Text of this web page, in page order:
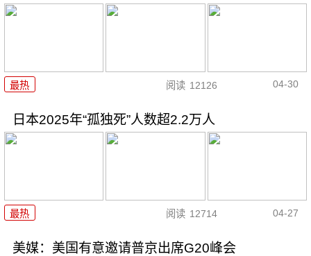
最热 阅读 12126 04-30
日本2025年“孤独死”人数超2.2万人
最热 阅读 12714 04-27
美媒：美国有意邀请普京出席G20峰会